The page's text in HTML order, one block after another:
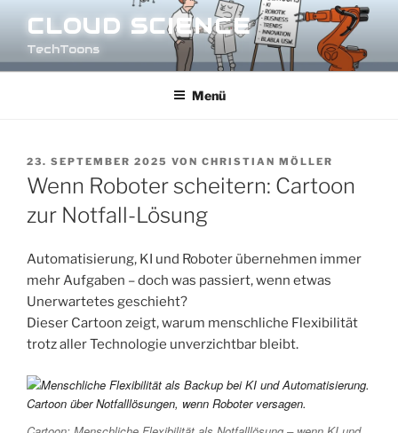
Inhalt
springen
CLOUD SCIENCE
TechToons
Menü
VERÖFFENTLICHT
AM
23. SEPTEMBER 2025 VON CHRISTIAN MÖLLER
Wenn Roboter scheitern: Cartoon
zur Notfall-Lösung
Automatisierung, KI und Roboter übernehmen immer
mehr Aufgaben – doch was passiert, wenn etwas
Unerwartetes geschieht?
Dieser Cartoon zeigt, warum menschliche Flexibilität
trotz aller Technologie unverzichtbar bleibt.